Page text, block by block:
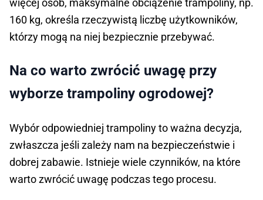
więcej osób, maksymalne obciążenie trampoliny, np.
160 kg, określa rzeczywistą liczbę użytkowników,
którzy mogą na niej bezpiecznie przebywać.
Na co warto zwrócić uwagę przy
wyborze trampoliny ogrodowej?
Wybór odpowiedniej trampoliny to ważna decyzja,
zwłaszcza jeśli zależy nam na bezpieczeństwie i
dobrej zabawie. Istnieje wiele czynników, na które
warto zwrócić uwagę podczas tego procesu.